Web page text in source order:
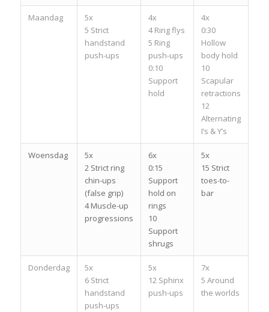
Maandag
5x
5 Strict
handstand
push-ups
4x
4 Ring flys
5 Ring
push-ups
0:10
Support
hold
4x
0:30
Hollow
body hold
10
Scapular
retractions
12
Alternating
I’s & Y’s
Woensdag
5x
2 Strict ring
chin-ups
(false grip)
4 Muscle-up
progressions
6x
0:15
Support
hold on
rings
10
Support
shrugs
5x
15 Strict
toes-to-
bar
Donderdag
5x
6 Strict
handstand
push-ups
5x
12 Sphinx
push-ups
7x
5 Around
the worlds